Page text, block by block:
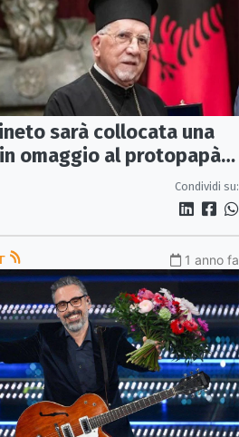
sarà collocata una
omaggio al protopapàs
Condividi su:
1 anno fa